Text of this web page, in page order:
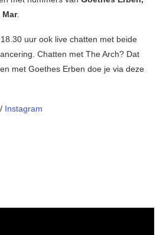
Mar.
uur ook live chatten met beide
Chatten met The Arch? Dat
met Goethes Erben doe je via deze
/ Instagram